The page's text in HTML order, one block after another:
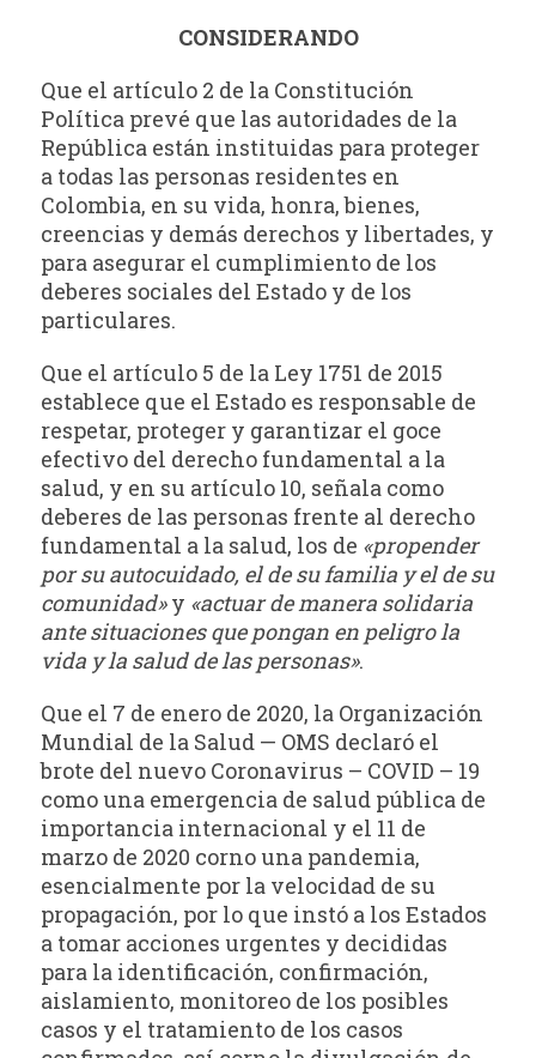
CONSIDERANDO
Que el artículo 2 de la Constitución
Política prevé que las autoridades de la
República están instituidas para proteger
a todas las personas residentes en
Colombia, en su vida, honra, bienes,
creencias y demás derechos y libertades, y
para asegurar el cumplimiento de los
deberes sociales del Estado y de los
particulares.
Que el artículo 5 de la Ley 1751 de 2015
establece que el Estado es responsable de
respetar, proteger y garantizar el goce
efectivo del derecho fundamental a la
salud, y en su artículo 10, señala como
deberes de las personas frente al derecho
fundamental a la salud, los de «propender
por su autocuidado, el de su familia y el de su
comunidad»y «actuar de manera solidaria
ante situaciones que pongan en peligro la
vida y la salud de las personas».
Que el 7 de enero de 2020, la Organización
Mundial de la Salud — OMS declaró el
brote del nuevo Coronavirus – COVID – 19
como una emergencia de salud pública de
importancia internacional y el 11 de
marzo de 2020 corno una pandemia,
esencialmente por la velocidad de su
propagación, por lo que instó a los Estados
a tomar acciones urgentes y decididas
para la identificación, confirmación,
aislamiento, monitoreo de los posibles
casos y el tratamiento de los casos